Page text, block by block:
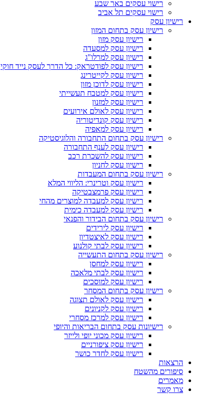
רישוי עסקים באר שבע
רישוי עסקים תל אביב
רישיון עסק
רישיון עסק בתחום המזון
רישיון עסק מזון
רישיון עסק למסעדה
רישיון עסק למרלו"ג
רישיון עסק לפודטראק: כל הדרך לעסק נייד חוקי
רישיון עסק לקייטרינג
רישיון עסק לדוכן מזון
רישיון עסק למטבח תעשייתי
רישיון עסק למזנון
רישיון עסק לאולם אירועים
רישיון עסק קונדיטוריה
רישיון עסק למאפיה
רישיון עסק בתחום התחבורה והלוגיסטיקה
רישיון עסק לענף התחבורה
רישיון עסק להשכרת רכב
רישיון עסק לחניון
רישיון עסק בתחום המעבדות
רישיון עסק וטרינרי: הליווי המלא
רישיון עסק פרמצבטיקה
רישיון עסק למעבדה למוצרים מהחי
רישיון עסק למעבדה כימית
רישיון עסק בתחום הבידור והפנאי
רישיון עסק לירידים
רישיון עסק לאיצטדיון
רישיון עסק לבתי קולנוע
רישיון עסק בתחום התעשייה
רישיון עסק למחסן
רישיון עסק לבתי מלאכה
רישיון עסק למוסכים
רישיון עסק בתחום המסחר
רישיון עסק לאולם תצוגה
רישיון עסק לקניונים
רישיון עסק למרכז מסחרי
רישיונות עסק בתחום הבריאות והיופי
רישיון עסק מכוני יופי ולייזר
רישיון עסק ציפורניים
רישיון עסק לחדר כושר
הרצאות
סיפורים מהשטח
מאמרים
צרו קשר